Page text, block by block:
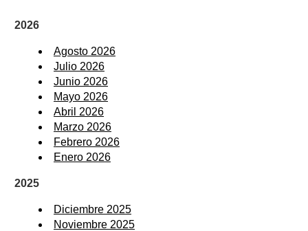
2026
Agosto 2026
Julio 2026
Junio 2026
Mayo 2026
Abril 2026
Marzo 2026
Febrero 2026
Enero 2026
2025
Diciembre 2025
Noviembre 2025